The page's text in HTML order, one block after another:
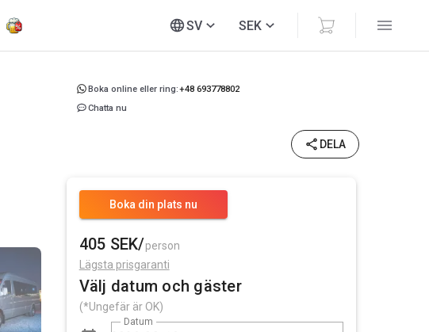
SV SEK
Boka online eller ring:+48 693778802
Chatta nu
DELA
Boka din plats nu
405 SEK/person
Lägsta prisgaranti
Välj datum och gäster
(*Ungefär är OK)
Datum